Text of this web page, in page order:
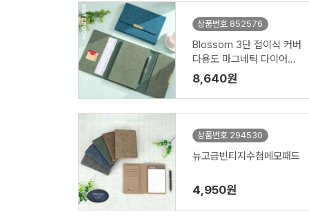
상품번호 852576
Blossom 3단 접이식 커버
다용도 마그네틱 다이어리
1P
8,640원
상품번호 294530
뉴고급빈티지수첩메모패드
4,950원